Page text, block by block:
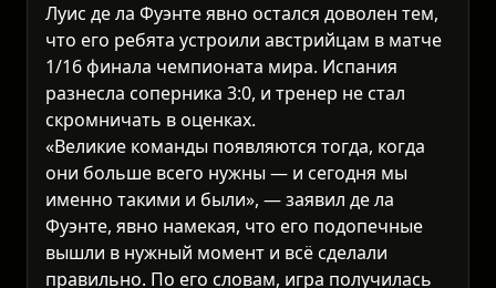
Луис де ла Фуэнте явно остался доволен тем,
что его ребята устроили австрийцам в матче
1/16 финала чемпионата мира. Испания
разнесла соперника 3:0, и тренер не стал
скромничать в оценках.
«Великие команды появляются тогда, когда
они больше всего нужны — и сегодня мы
именно такими и были», — заявил де ла
Фуэнте, явно намекая, что его подопечные
вышли в нужный момент и всё сделали
правильно. По его словам, игра получилась